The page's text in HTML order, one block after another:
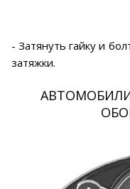
- Затянуть гайку и
затяжки.